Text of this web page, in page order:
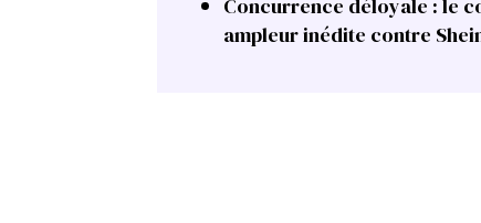
Concurrence déloyale : le
ampleur inédite contre